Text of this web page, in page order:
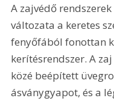
A zajvédő
változata a keretes
fenyőfából fonottan
kerítésrendszer. A
közé beépített
ásványgyapot, és a